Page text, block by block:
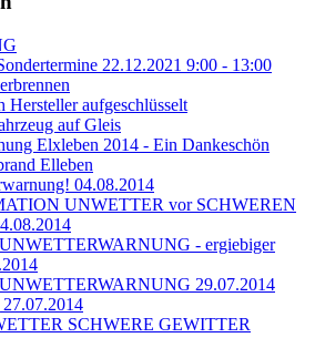
22.12.2021 9:00 - 13:00
Hersteller aufgeschlüsselt
auf Gleis
Elxleben 2014 - Ein Dankeschön
Elleben
04.08.2014
UNWETTER vor SCHWEREN
- ergiebiger
29.07.2014
SCHWERE GEWITTER